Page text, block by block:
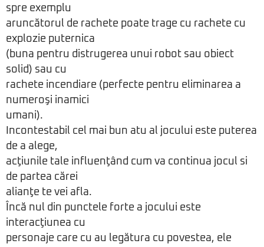
spre exemplu
aruncătorul de rachete poate trage cu rachete cu
explozie puternica
(buna pentru distrugerea unui robot sau obiect
solid) sau cu
rachete incendiare (perfecte pentru eliminarea a
numeroşi inamici
umani).
Incontestabil cel mai bun atu al jocului este puterea
de a alege,
acţiunile tale influenţând cum va continua jocul si
de partea cărei
alianţe te vei afla.
Încă nul din punctele forte a jocului este
interacţiunea cu
personaje care cu au legătura cu povestea, ele